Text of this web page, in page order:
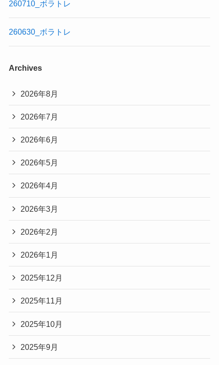
260710_ボラトレ
260630_ボラトレ
Archives
2026年8月
2026年7月
2026年6月
2026年5月
2026年4月
2026年3月
2026年2月
2026年1月
2025年12月
2025年11月
2025年10月
2025年9月